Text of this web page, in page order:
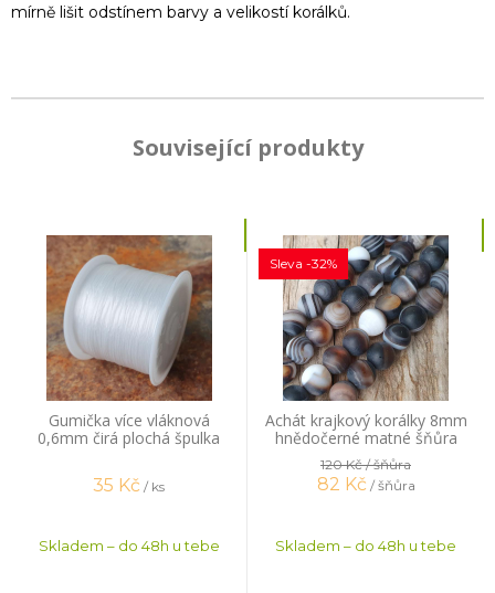
mírně lišit odstínem barvy a velikostí korálků.
Související produkty
Gumička více vláknová
0,6mm čirá plochá špulka
44m
35 Kč / ks
Skladem – do 48h u tebe
Achát krajkový korálky 8mm
hnědočerné matné šňůra
Sleva -32%
120 Kč/ šňůra
82 Kč / šňůra
Skladem – do 48h u tebe